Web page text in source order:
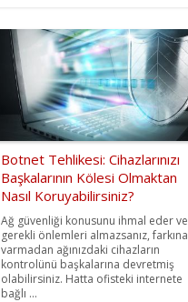
Botnet Tehlikesi: Cihazlarınızı
Başkalarının Kölesi Olmaktan
Nasıl Koruyabilirsiniz?
Ağ güvenliği konusunu ihmal eder ve
gerekli önlemleri almazsanız, farkına
varmadan ağınızdaki cihazların
kontrolünü başkalarına devretmiş
olabilirsiniz. Hatta ofisteki internete
bağlı ...